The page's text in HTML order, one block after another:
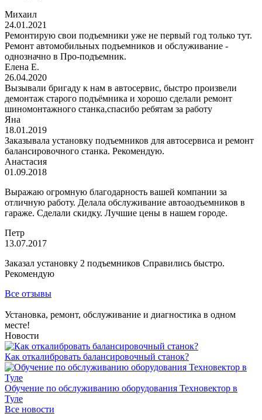
Михаил
24.01.2021
Ремонтирую свои подъемники уже не первый год только тут.
Ремонт автомобильных подъемников и обслуживание -
однозначно в Про-подъемник.
Елена Е.
26.04.2020
Вызывали бригаду к нам в автосервис, быстро произвели
демонтаж старого подъёмника и хорошо сделали ремонт
шиномонтажного станка,спасибо ребятам за работу
Яна
18.01.2019
Заказывала установку подъемников для автосервиса и ремонт
балансировочного станка. Рекомендую.
Анастасия
01.09.2018
Выражаю огромную благодарность вашей компании за
отличную работу. Делала обслуживание автоаодъемников в
гараже. Сделали скидку. Лучшие цены в нашем городе.
Петр
13.07.2017
Заказал установку 2 подъемников Справились быстро.
Рекомендую
Все отзывы
Установка, ремонт, обслуживание и диагностика в одном
месте!
Новости
Как откалибровать балансировочный станок?
Обучение по обслуживанию оборудования Техновектор в
Туле
Все новости